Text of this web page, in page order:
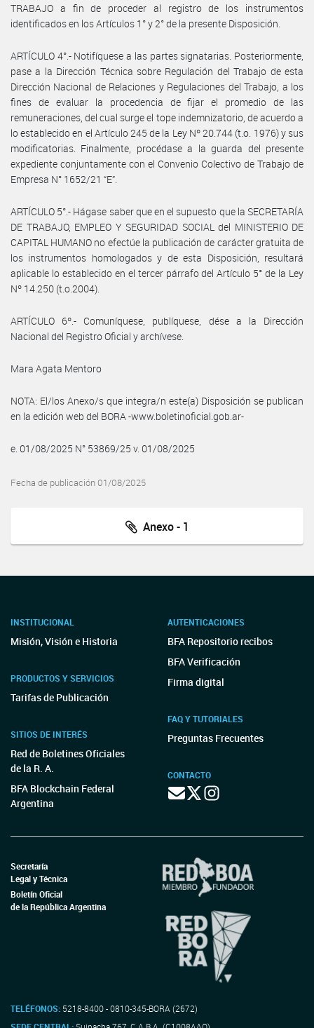
TRABAJO a fin de proceder al registro de los instrumentos
identificados en los Artículos 1° y 2° de la presente Disposición.
ARTÍCULO 4°.- Notifíquese a las partes signatarias. Posteriormente,
pase a la Dirección Técnica sobre Regulación del Trabajo de esta
Dirección Nacional de Relaciones y Regulaciones del Trabajo, a los
fines de evaluar la procedencia de fijar el promedio de las
remuneraciones, del cual surge el tope indemnizatorio, de acuerdo a
lo establecido en el Artículo 245 de la Ley Nº 20.744 (t.o. 1976) y sus
modificatorias. Finalmente, procédase a la guarda del presente
expediente conjuntamente con el Convenio Colectivo de Trabajo de
Empresa N° 1652/21 “E”.
ARTÍCULO 5°.- Hágase saber que en el supuesto que la SECRETARÍA
DE TRABAJO, EMPLEO Y SEGURIDAD SOCIAL del MINISTERIO DE
CAPITAL HUMANO no efectúe la publicación de carácter gratuita de
los instrumentos homologados y de esta Disposición, resultará
aplicable lo establecido en el tercer párrafo del Artículo 5° de la Ley
Nº 14.250 (t.o.2004).
ARTÍCULO 6º.- Comuníquese, publíquese, dése a la Dirección
Nacional del Registro Oficial y archívese.
Mara Agata Mentoro
NOTA: El/los Anexo/s que integra/n este(a) Disposición se publican
en la edición web del BORA -www.boletinoficial.gob.ar-
e. 01/08/2025 N° 53869/25 v. 01/08/2025
Fecha de publicación 01/08/2025
Anexo - 1
INSTITUCIONAL
Misión, Visión e Historia
PRODUCTOS Y SERVICIOS
Tarifas de Publicación
SITIOS DE INTERÉS
Red de Boletines Oficiales
de la R. A.
BFA Blockchain Federal
Argentina
AUTENTICACIONES
BFA Repositorio recibos
BFA Verificación
Firma digital
FAQ Y TUTORIALES
Preguntas Frecuentes
CONTACTO
Secretaría
Legal y Técnica
Boletín Oficial
de la República Argentina
TELÉFONOS: 5218-8400 - 0810-345-BORA (2672)